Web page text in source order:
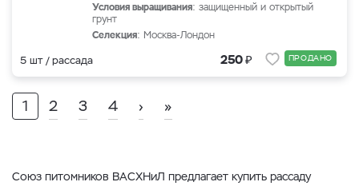
Условия выращивания: защищенный и открытый
грунт
Селекция: Москва-Лондон
5 шт / рассада 250₽ ПРОДАНО
1 2 3 4 › »
Союз питомников ВАСХНиЛ предлагает купить рассаду